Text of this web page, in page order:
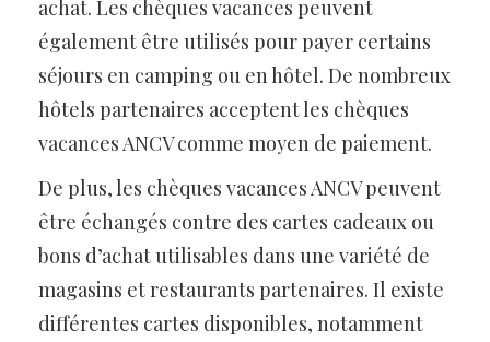
achat. Les chèques vacances peuvent
également être utilisés pour payer certains
séjours en camping ou en hôtel. De nombreux
hôtels partenaires acceptent les chèques
vacances ANCV comme moyen de paiement.
De plus, les chèques vacances ANCV peuvent
être échangés contre des cartes cadeaux ou
bons d’achat utilisables dans une variété de
magasins et restaurants partenaires. Il existe
différentes cartes disponibles, notamment